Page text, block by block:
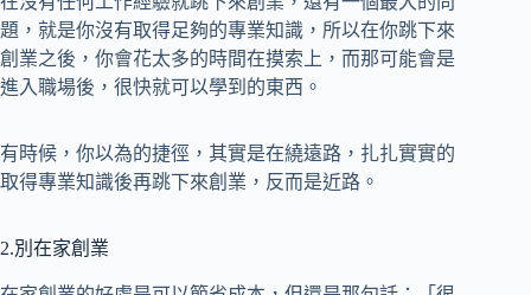
題，就是你沒有取得足夠的專業知識，所以在你跳下來
創業之後，你會花太多的時間在摸索上，而那可能會是
進入職場後，很快就可以學到的東西。
有時候，你以為的捷徑，其實是在繞遠路，扎扎實實的
取得專業知識後再跳下來創業，反而是近路。
2.別在家創業